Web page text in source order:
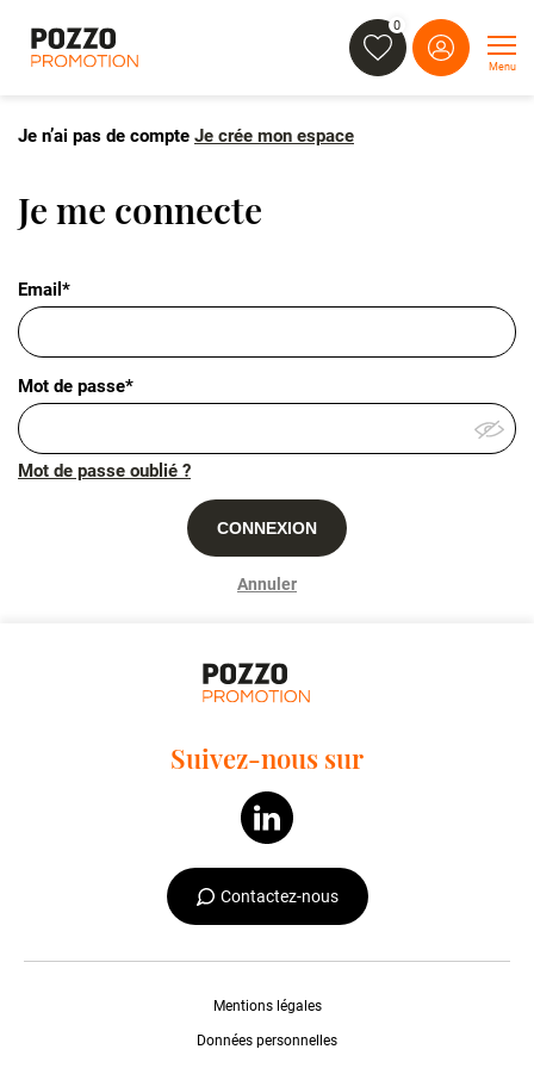
0
Menu
Je n’ai pas de compte Je crée mon espace
Je me connecte
Email*
Mot de passe*
Mot de passe oublié ?
CONNEXION
Annuler
Suivez-nous sur
Contactez-nous
Mentions légales
Données personnelles